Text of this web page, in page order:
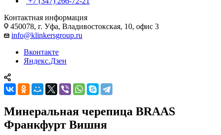
Контактная информация
450078, г. Уфа, Владивостокская, 10, офис 3
info@klinkersgroup.ru
Вконтакте
Яндекс.Дзен
Минеральная черепица BRAAS
Франкфурт Вишня